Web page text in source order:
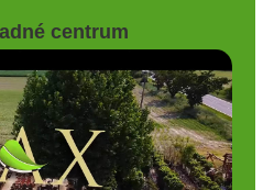
centrum